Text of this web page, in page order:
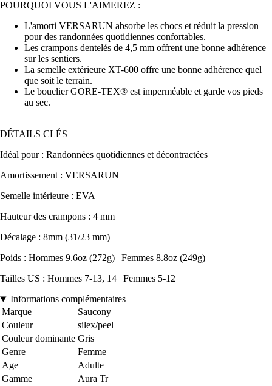
POURQUOI VOUS L'AIMEREZ :
L'amorti VERSARUN absorbe les chocs et réduit la pression
pour des randonnées quotidiennes confortables.
Les crampons dentelés de 4,5 mm offrent une bonne adhérence
sur les sentiers.
La semelle extérieure XT-600 offre une bonne adhérence quel
que soit le terrain.
Le bouclier GORE-TEX® est imperméable et garde vos pieds
au sec.
DÉTAILS CLÉS
Idéal pour : Randonnées quotidiennes et décontractées
Amortissement : VERSARUN
Semelle intérieure : EVA
Hauteur des crampons : 4 mm
Décalage : 8mm (31/23 mm)
Poids : Hommes 9.6oz (272g) | Femmes 8.8oz (249g)
Tailles US : Hommes 7-13, 14 | Femmes 5-12
Informations complémentaires
Marque
Saucony
Couleur
silex/peel
Couleur dominante Gris
Genre
Femme
Age
Adulte
Gamme
Aura Tr